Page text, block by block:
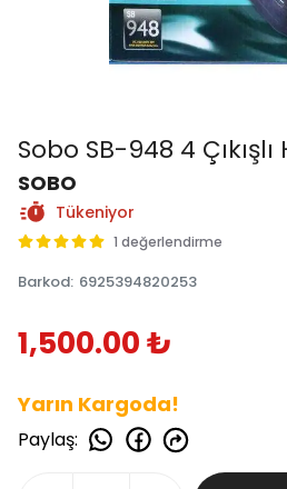
Sobo SB-948 4
SOBO
Tükeniyor
1 değerlendirme
Barkod: 6925394820253
1,500.00 ₺
Yarın Kargoda!
Paylaş: